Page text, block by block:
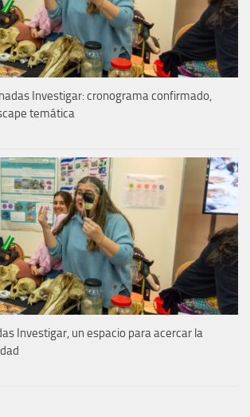
Investigar: cronograma confirmado,
temática
Investigar, un espacio para acercar la